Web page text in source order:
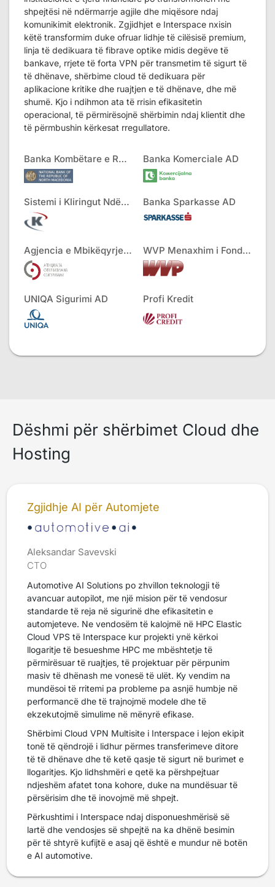
shpejtësi në ndërmarrje agjile dhe miqësore ndaj
komunikimit elektronik. Zgjidhjet e Interspace nxisin
këtë transformim duke ofruar lidhje të cilësisë premium,
linja të dedikuara të fibrave optike midis degëve të
bankave, rrjete të forta VPN për transmetim të sigurt të
të dhënave, shërbime cloud të dedikuara për
aplikacione kritike dhe ruajtjen e të dhënave, dhe më
shumë. Kjo i ndihmon ata të rrisin efikasitetin
operacional, të përmirësojnë shërbimin ndaj klientit dhe
të përmbushin kërkesat rregullatore.
Banka Kombëtare e RMV Banka Komerciale AD
Sistemi i Kliringut Ndërbankar AD Banka Sparkasse AD
Agjencia e Mbikëqyrjes së Sigurimeve WVP Menaxhim i Fondeve
UNIQA Sigurimi AD Profi Kredit
Dëshmi për shërbimet Cloud dhe
Hosting
Zgjidhje AI për Automjete
Aleksandar Savevski
CTO
Automotive AI Solutions po zhvillon teknologji të
avancuar autopilot, me një mision për të vendosur
standarde të reja në sigurinë dhe efikasitetin e
automjeteve. Ne vendosëm të kalojmë në HPC Elastic
Cloud VPS të Interspace kur projekti ynë kërkoi
llogaritje të besueshme HPC me mbështetje të
përmirësuar të ruajtjes, të projektuar për përpunim
masiv të dhënash me vonesë të ulët. Ky vendim na
mundësoi të rritemi pa probleme pa asnjë humbje në
performancë dhe të trajnojmë modele dhe të
ekzekutojmë simulime në mënyrë efikase.
Shërbimi Cloud VPN Multisite i Interspace i lejon ekipit
tonë të qëndrojë i lidhur përmes transferimeve ditore
të të dhënave dhe të ketë qasje të sigurt në burimet e
llogaritjes. Kjo lidhshmëri e qetë ka përshpejtuar
ndjeshëm afatet tona kohore, duke na mundësuar të
përsërisim dhe të inovojmë më shpejt.
Përkushtimi i Interspace ndaj disponueshmërisë së
lartë dhe vendosjes së shpejtë na ka dhënë besimin
për të shtyrë kufijtë e asaj që është e mundur në botën
e AI automotive.